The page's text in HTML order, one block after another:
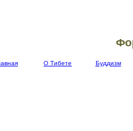
О Тибете Буддизм